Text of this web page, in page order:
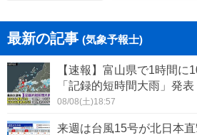
最新の記事 (気象予報士)
【速報】富山県で1時間
「記録的短時間大雨」発表
08/08(土)18:57
来週は台風15号が北日本